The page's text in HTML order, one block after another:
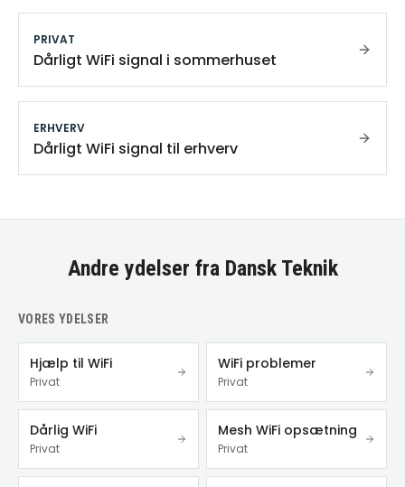
PRIVAT
Dårligt WiFi signal i sommerhuset
ERHVERV
Dårligt WiFi signal til erhverv
Andre ydelser fra Dansk Teknik
VORES YDELSER
Hjælp til WiFi
Privat
WiFi problemer
Privat
Dårlig WiFi
Privat
Mesh WiFi opsætning
Privat